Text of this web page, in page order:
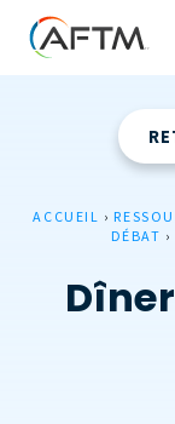
ACCUEIL ›
DÉBAT ›